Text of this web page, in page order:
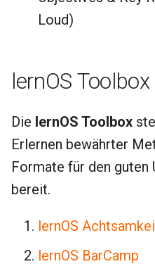
Loud)
lernOS Toolbox
Die lernOS Toolbox
Erlernen bewährter
Formate für den guten
bereit.
lernOS
lernOS BarCamp